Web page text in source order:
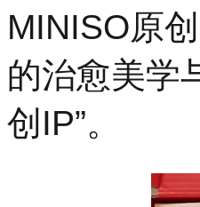
MINISO原
的治愈美学
创IP”。